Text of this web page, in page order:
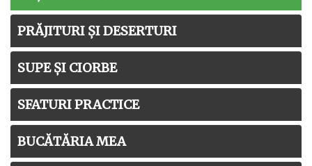
PRĂJITURI ȘI DESERTURI
SUPE ȘI CIORBE
SFATURI PRACTICE
BUCĂTĂRIA MEA